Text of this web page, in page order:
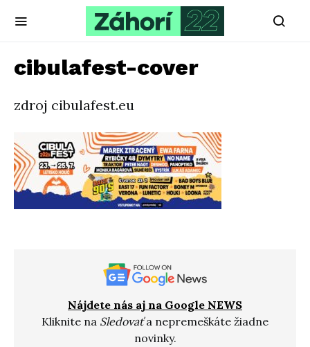
cibulafest-cover
zdroj cibulafest.eu
Nájdete nás aj na Google NEWS
Kliknite na Sledovaťa nepremeškáte žiadne
novinky.